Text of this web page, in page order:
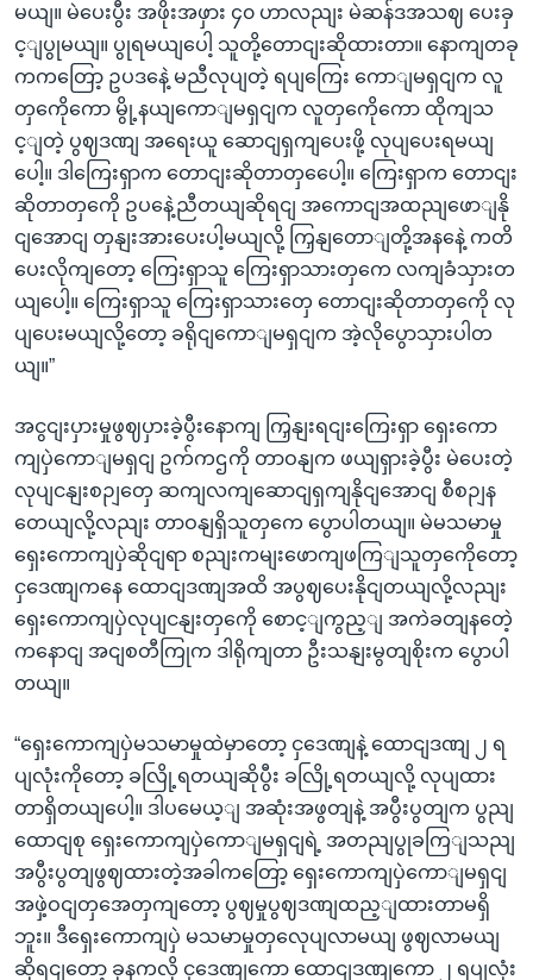
မယျ။ မဲပေးပွီး အဖိုးအဖှား ၄၀ ဟာလညျး မဲဆန်ဒအသဈ ပေးခှ
င့ျပွုမယျ။ ပွုရမယျပေါ့ သူတို့တောငျးဆိုထားတာ။ နောကျတခု
ကကတြော့ ဥပဒနေဲ့ မညီလုပျတဲ့ ရပျကြေး ကောျမရှငျက လူ
တှကေိုကော မွို့နယျကောျမရှငျက လူတှကေိုကော ထိုကျသ
င့ျတဲ့ ပွဈဒဏျ အရေးယူ ဆောငျရှကျပေးဖို့ လုပျပေးရမယျ
ပေါ့။ ဒါကြေးရှာက တောငျးဆိုတာတှပေေါ့။ ကြေးရှာက တောငျး
ဆိုတာတှကေို ဥပနေဲ့ညီတယျဆိုရငျ အကောငျအထညျဖောျနို
ငျအောငျ တှနျးအားပေးပါ့မယျလို့ ကြှနျတောျတို့အနနေဲ့ ကတိ
ပေးလိုကျတော့ ကြေးရှာသူ ကြေးရှာသားတှကေ လကျခံသှားတ
ယျပေါ့။ ကြေးရှာသူ ကြေးရှာသားတှေ တောငျးဆိုတာတှကေို လု
ပျပေးမယျလို့တော့ ခရိုငျကောျမရှငျက အဲ့လိုပွောသှားပါတ
ယျ။”
အငွငျးပှားမှုဖွဈပှားခဲ့ပွီးနောကျ ကြှနျးရငျးကြေးရှာ ရှေးကော
ကျပှဲကောျမရှငျ ဥက်ကဌကို တာဝနျက ဖယျရှားခဲ့ပွီး မဲပေးတဲ့
လုပျငနျးစဉျတှေ ဆကျလကျဆောငျရှကျနိုငျအောငျ စီစဉျန
တေယျလို့လညျး တာဝနျရှိသူတှကေ ပွောပါတယျ။ မဲမသမာမှု
ရှေးကောကျပှဲဆိုငျရာ စညျးကမျးဖောကျဖကြျသူတှကေိုတော့
ငှဒေဏျကနေ ထောငျဒဏျအထိ အပွဈပေးနိုငျတယျလို့လညျး
ရှေးကောကျပှဲလုပျငနျးတှကေို စောင့ျကွည့ျ အကဲခတျနတေဲ့
ကနောငျ အငျစတီကြုက ဒါရိုကျတာ ဦးသနျးမွတျစိုးက ပွောပါ
တယျ။
“ရှေးကောကျပှဲမသမာမှုထဲမှာတော့ ငှဒေဏျနဲ့ ထောငျဒဏျ ၂ ရ
ပျလုံးကိုတော့ ခလြို့ရတယျဆိုပွီး ခလြို့ရတယျလို့ လုပျထား
တာရှိတယျပေါ့။ ဒါပမေယ့ျ အဆုံးအဖွတျနဲ့ အပွီးပွတျက ပွညျ
ထောငျစု ရှေးကောကျပှဲကောျမရှငျရဲ့ အတညျပွုခကြျသညျ
အပွီးပွတျဖွဈထားတဲ့အခါကတြော့ ရှေးကောကျပှဲကောျမရှငျ
အဖှဲ့ဝငျတှအေတှကျတော့ ပွဈမှုပွဈဒဏျထည့ျထားတာမရှိ
ဘူး။ ဒီရှေးကောကျပှဲ မသမာမှုတှလေုပျလာမယျ ဖွဈလာမယျ
ဆိုရငျတော့ ခုနကလို ငှဒေဏျကော ထောငျဒဏျကော ၂ ရပျလုံး